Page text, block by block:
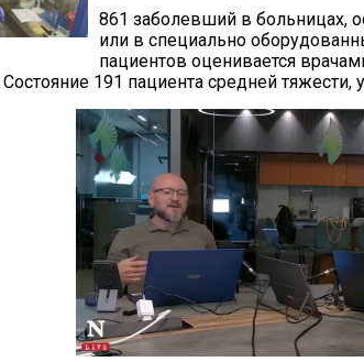
861 заболевший в больницах,
или в специально
пациентов оценивается
191 пациента средней тяжести,